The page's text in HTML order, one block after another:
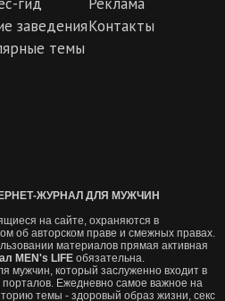
заведения
темы
Контакты
ЖУРНАЛ ДЛЯ МУЖЧИН
на сайте, охраняются в
об авторском праве и смежных правах.
материалов прямая активная
MEN's LIFE обязательна.
мужчин, который заслуженно входит в
Ежедневно самое важное на
темы - здоровый образ жизни, секс